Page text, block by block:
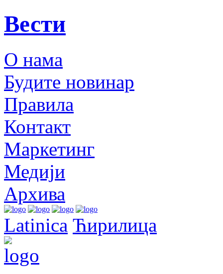
Вести
О нама
Будите новинар
Правила
Контакт
Маркетинг
Медији
Архива
Latinica Ћирилица